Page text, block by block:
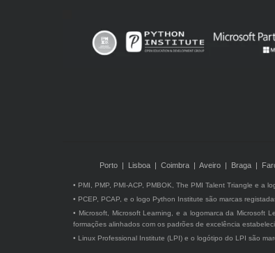
Porto | Lisboa | Coimbra | Aveiro | Braga |
• PMI, PMP, PMI-ACP, PMBOK, The PMI Talent Triangle e a
• PCEP, PCAP, e o logo Python Institute são marcas
• Microsoft, Microsoft Learning, e a logomarca da Microsoft
formações alinhados com os padrões de excelência
• Linux Professional Institute (LPI) e o logótipo do LPI são